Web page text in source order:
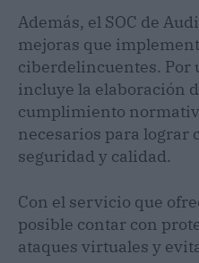
Además, el SOC de
mejoras que
ciberdelincuentes. Por
incluye la elaboración
cumplimiento
necesarios para lograr
seguridad y calidad.
Con el servicio que
posible contar con
ataques virtuales y